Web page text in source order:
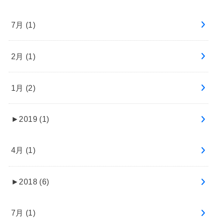
7月 (1)
2月 (1)
1月 (2)
► 2019 (1)
4月 (1)
► 2018 (6)
7月 (1)